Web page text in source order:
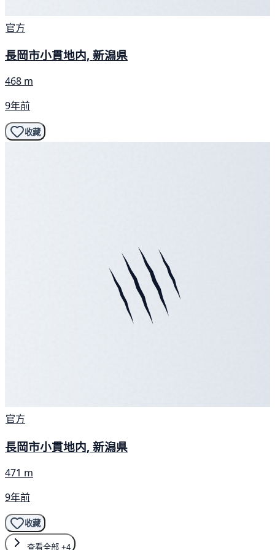
官方
長岡市小貫地内, 新潟県
468 m
9年前
收藏
官方
長岡市小貫地内, 新潟県
471 m
9年前
收藏
查看全部 +4